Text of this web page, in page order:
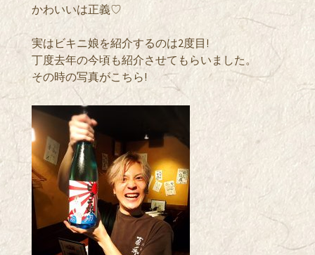
かわいいは正義♡
実はビキニ娘を紹介するのは2度目!
丁度去年の今頃も紹介させてもらいました。
その時の写真がこちら!